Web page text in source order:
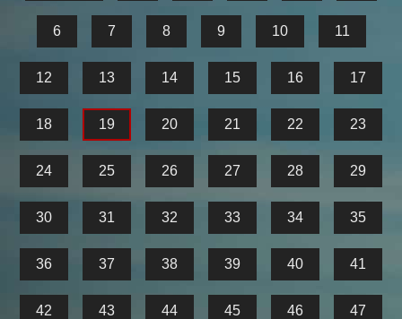
6 7 8 9 10 11
12 13 14 15 16 17
18 19 20 21 22 23
24 25 26 27 28 29
30 31 32 33 34 35
36 37 38 39 40 41
42 43 44 45 46 47